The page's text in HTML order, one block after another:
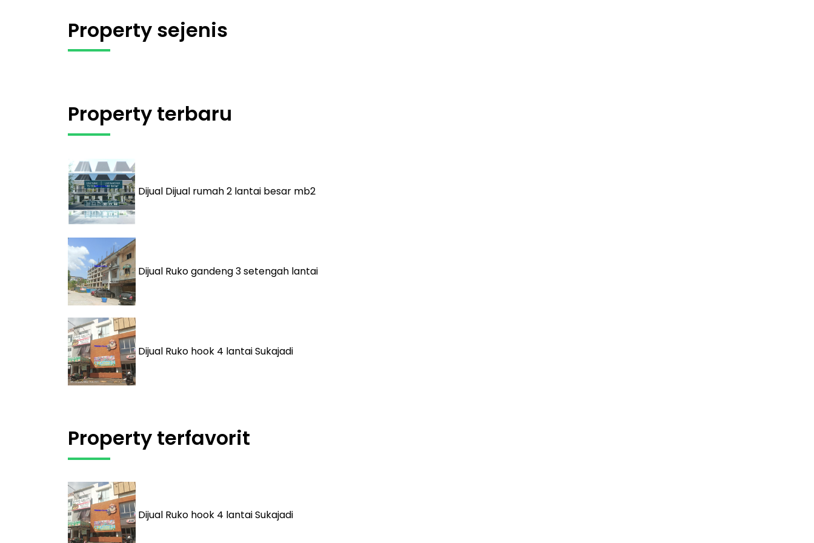
Property sejenis
Property terbaru
Dijual Dijual rumah 2 lantai besar mb2
Dijual Ruko gandeng 3 setengah lantai
Dijual Ruko hook 4 lantai Sukajadi
Property terfavorit
Dijual Ruko hook 4 lantai Sukajadi